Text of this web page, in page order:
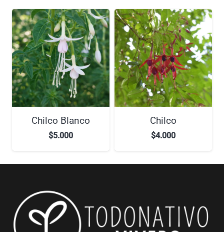
Chilco Blanco
$5.000
Chilco
$4.000